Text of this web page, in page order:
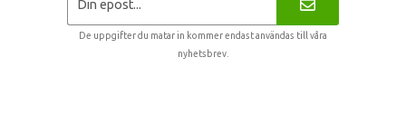
De uppgifter du matar in kommer endast användas till våra
nyhetsbrev.